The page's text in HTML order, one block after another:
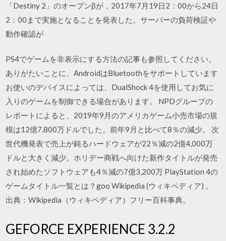
「Destiny 2」のオープンβが，2017年7月19日2：00から24日
2：00まで実施となることを発表した。サーバーの負荷検証や
動作確認が
PS4でゲームを非表示にする方法の記事も参照してください。
ありがたいことに、AndroidはBluetoothをサポートしています
お使いのデバイスによっては、DualShock 4を使用してお気に
入りのゲームを制御できる場合があります。 NPDグループの
レポートによると、2019年9月のアメリカゲーム小売市場の規
模は12億7,800万ドルでした。前年9月と比べて8％の減少。 次
世代機発表で売上が鈍るハードウェアが22％減の2億4,000万
ドルと大きく減少。ホリデー商戦へ向けた新作タイトルが発売
され始めたソフトウェアも4％減の7億3,200万 PlayStation 4の
ゲームタイトル一覧とは？goo Wikipedia (ウィキペディア) 。
出典：Wikipedia（ウィキペディア）フリー百科事典。
GEFORCE EXPERIENCE 3.2.2